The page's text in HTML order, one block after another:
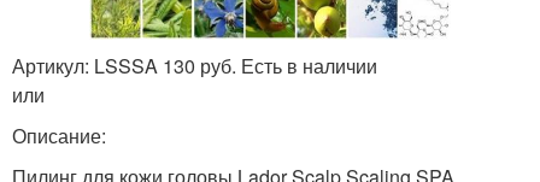
Артикул: LSSSA 130 руб. Есть в наличии
или
Описание:
Пилинг для кожи головы Lador Scalp Scaling SPA